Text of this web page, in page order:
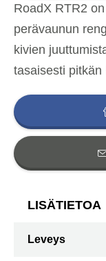
RoadX RTR2
perävaunun
kivien
tasaisesti pitkän
LISÄTIETOA
Leveys